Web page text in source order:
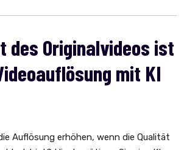
des Originalvideos ist
mit KI
Auflösung erhöhen, wenn die Qualität